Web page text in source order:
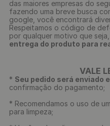
das maiores empresas do
fazendo uma breve busca
google, você encontrará
Respeitamos o código de
por qualquer motivo que seja,
entrega do produto para
VALE
* Seu pedido será enviado
confirmação do pagamento;
* Recomendamos o uso de
para limpeza;